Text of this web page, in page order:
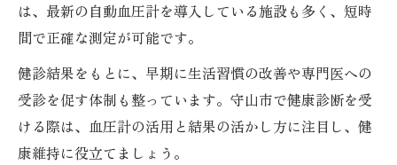
は、最新の自動血圧計を導入している施設も多く、短時
間で正確な測定が可能です。
健診結果をもとに、早期に生活習慣の改善や専門医への
受診を促す体制も整っています。守山市で健康診断を受
ける際は、血圧計の活用と結果の活かし方に注目し、健
康維持に役立てましょう。